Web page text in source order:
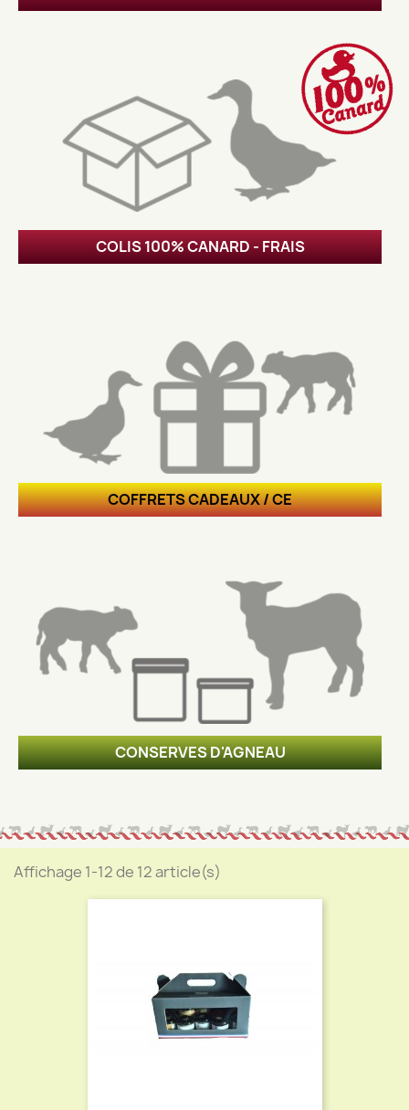
COLIS 100% CANARD - FRAIS
COFFRETS CADEAUX / CE
CONSERVES D'AGNEAU
Affichage 1-12 de 12 article(s)